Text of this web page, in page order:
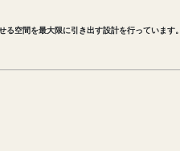
空間を最大限に引き出す設計を行っています。